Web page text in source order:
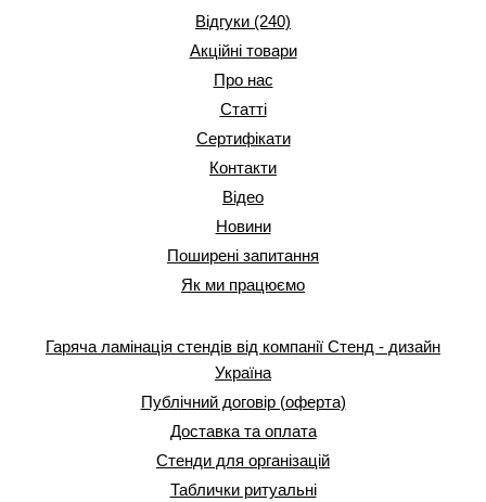
Відгуки (240)
Акційні товари
Про нас
Статті
Сертифікати
Контакти
Відео
Новини
Поширені запитання
Як ми працюємо
Гаряча ламінація стендів від компанії Стенд - дизайн
Україна
Публічний договір (оферта)
Доставка та оплата
Стенди для організацій
Таблички ритуальні